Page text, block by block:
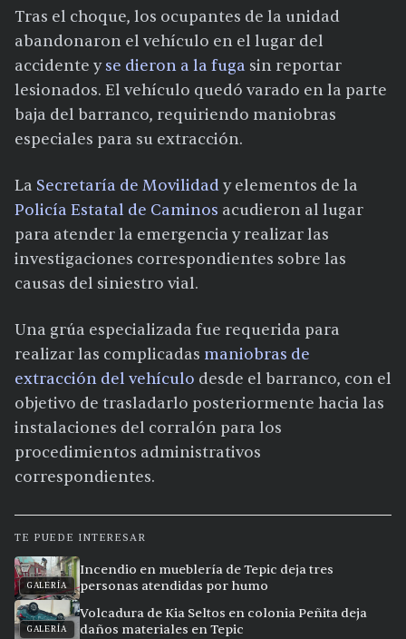
Tras el choque, los ocupantes de la unidad
abandonaron el vehículo en el lugar del
accidente yse dieron a la fuga sin reportar
lesionados. El vehículo quedó varado en la parte
baja del barranco, requiriendo maniobras
especiales para su extracción.
La Secretaría de Movilidady elementos de la
Policía Estatal de Caminos acudieron al lugar
para atender la emergencia y realizar las
investigaciones correspondientes sobre las
causas del siniestro vial.
Una grúa especializada fue requerida para
realizar las complicadas maniobras de
extracción del vehículo desde el barranco, con el
objetivo de trasladarlo posteriormente hacia las
instalaciones del corralón para los
procedimientos administrativos
correspondientes.
TE PUEDE INTERESAR
GALERÍA
Incendio en mueblería de Tepic deja tres
personas atendidas por humo
GALERÍA
Volcadura de Kia Seltos en colonia Peñita deja
daños materiales en Tepic